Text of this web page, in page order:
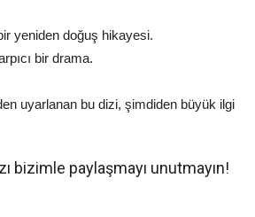
yeniden doğuş hikayesi.
bir drama.
uyarlanan bu dizi, şimdiden büyük ilgi
bizimle paylaşmayı unutmayın!